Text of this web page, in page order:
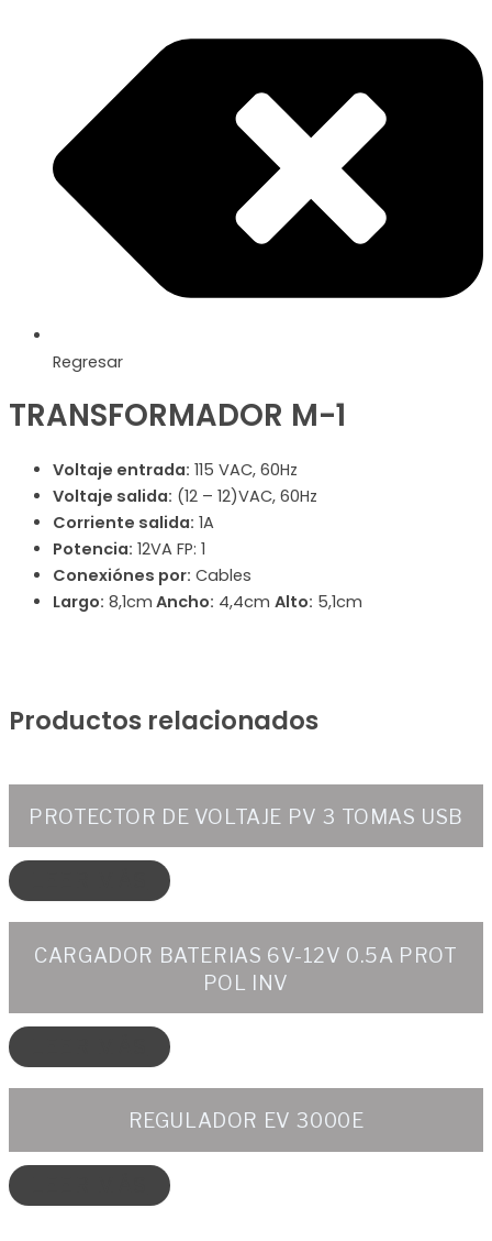
Regresar
TRANSFORMADOR M-1
Voltaje entrada: 115 VAC, 60Hz
Voltaje salida: (12 – 12)VAC, 60Hz
Corriente salida: 1A
Potencia: 12VA FP: 1
Conexiónes por: Cables
Largo: 8,1cm Ancho: 4,4cm Alto: 5,1cm
Productos relacionados
PROTECTOR DE VOLTAJE PV 3 TOMAS USB
CARGADOR BATERIAS 6V-12V 0.5A PROT
POL INV
REGULADOR EV 3000E